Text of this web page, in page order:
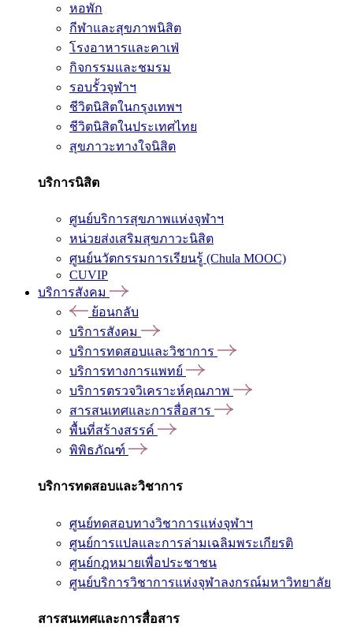
หอพัก
กีฬาและสุขภาพนิสิต
โรงอาหารและคาเฟ่
กิจกรรมและชมรม
รอบรั้วจุฬาฯ
ชีวิตนิสิตในกรุงเทพฯ
ชีวิตนิสิตในประเทศไทย
สุขภาวะทางใจนิสิต
บริการนิสิต
ศูนย์บริการสุขภาพแห่งจุฬาฯ
หน่วยส่งเสริมสุขภาวะนิสิต
ศูนย์นวัตกรรมการเรียนรู้ (Chula MOOC)
CUVIP
บริการสังคม
ย้อนกลับ
บริการสังคม
บริการทดสอบและวิชาการ
บริการทางการแพทย์
บริการตรวจวิเคราะห์คุณภาพ
สารสนเทศและการสื่อสาร
พื้นที่สร้างสรรค์
พิพิธภัณฑ์
บริการทดสอบและวิชาการ
ศูนย์ทดสอบทางวิชาการแห่งจุฬาฯ
ศูนย์การแปลและการล่ามเฉลิมพระเกียรติ
ศูนย์กฎหมายเพื่อประชาชน
ศูนย์บริการวิชาการแห่งจุฬาลงกรณ์มหาวิทยาลัย
สารสนเทศและการสื่อสาร